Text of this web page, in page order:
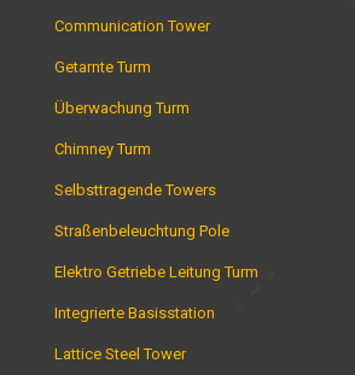
Communication Tower
Getarnte Turm
Überwachung Turm
Chimney Turm
Selbsttragende Towers
Straßenbeleuchtung Pole
Elektro Getriebe Leitung Turm
Integrierte Basisstation
Lattice Steel Tower